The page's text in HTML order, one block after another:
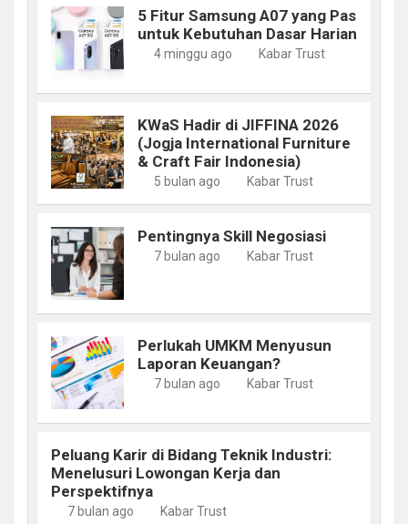
5 Fitur Samsung A07 yang Pas
untuk Kebutuhan Dasar Harian
4 minggu ago Kabar Trust
KWaS Hadir di JIFFINA 2026
(Jogja International Furniture
& Craft Fair Indonesia)
5 bulan ago Kabar Trust
Pentingnya Skill Negosiasi
7 bulan ago Kabar Trust
Perlukah UMKM Menyusun
Laporan Keuangan?
7 bulan ago Kabar Trust
Peluang Karir di Bidang Teknik Industri:
Menelusuri Lowongan Kerja dan
Perspektifnya
7 bulan ago Kabar Trust